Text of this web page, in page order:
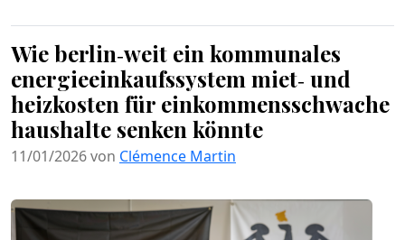
Wie berlin‑weit ein kommunales
energieeinkaufssystem miet‑ und
heizkosten für einkommensschwache
haushalte senken könnte
11/01/2026 von Clémence Martin